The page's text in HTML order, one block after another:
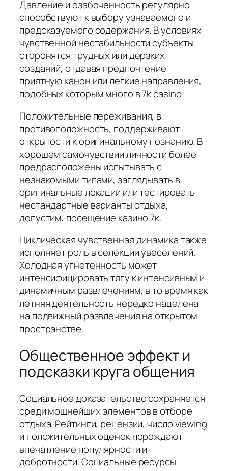
Давление и озабоченность регулярно
способствуют к выбору узнаваемого и
предсказуемого содержания. В условиях
чувственной нестабильности субъекты
сторонятся трудных или дерзких
созданий, отдавая предпочтение
приятную канон или легкие направления,
подобных которым много в 7k casino.
Положительные переживания, в
противоположность, поддерживают
открытости к оригинальному познанию. В
хорошем самочувствии личности более
предрасположены испытывать с
незнакомыми типами, заглядывать в
оригинальные локации или тестировать
нестандартные варианты отдыха,
допустим, посещение казино 7к.
Циклическая чувственная динамика также
исполняет роль в селекции увеселений.
Холодная угнетенность может
интенсифицировать тягу к интенсивным и
динамичным развлечениям, в то время как
летняя деятельность нередко нацелена
на подвижный развлечения на открытом
пространстве.
Общественное эффект и
подсказки круга общения
Социальное доказательство сохраняется
среди мощнейших элементов в отборе
отдыха. Рейтинги, рецензии, число viewing
и положительных оценок порождают
впечатление популярности и
добротности. Социальные ресурсы